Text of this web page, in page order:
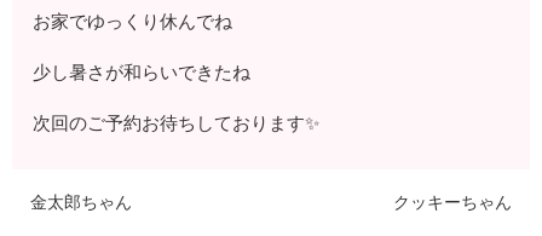
お家でゆっくり休んでね
少し暑さが和らいできたね
次回のご予約お待ちしております✨
金太郎ちゃん クッキーちゃん